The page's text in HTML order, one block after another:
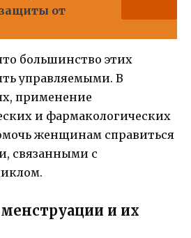
от
большинство этих
управляемыми. В
применение
и фармакологических
женщинам справиться
связанными с
и их